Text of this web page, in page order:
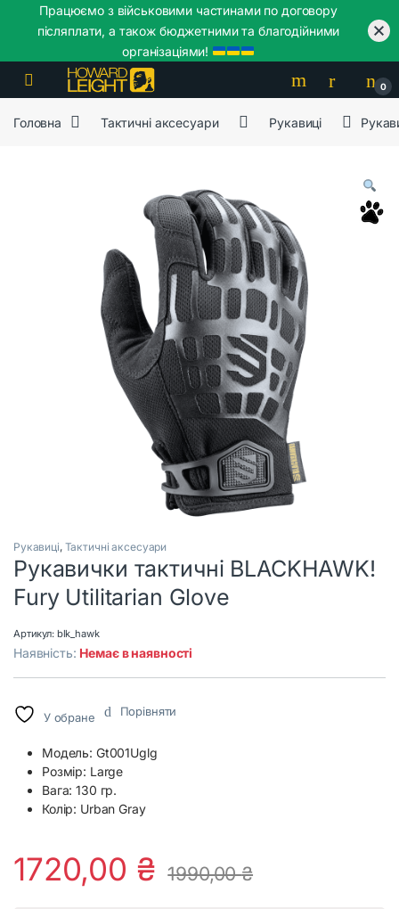
Skip to navigation
Skip to content
0
Головна Тактичні аксесуари Рукавиці
Рукавиці, Тактичні аксесуари
Рукавички тактичні BLACKHAWK!
Fury Utilitarian Glove
Артикул: blk_hawk
Наявність: Немає в наявності
У обране Порівняти
Модель: Gt001Uglg
Розмір: Large
Вага: 130 гр.
Колір: Urban Gray
1720,00 ₴ 1990,00₴
Працюємо з військовими частинами по договору
післяплати, а також бюджетними та благодійними
організаціями!